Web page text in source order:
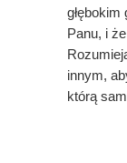
głębokim
Panu, i
innym,
którą